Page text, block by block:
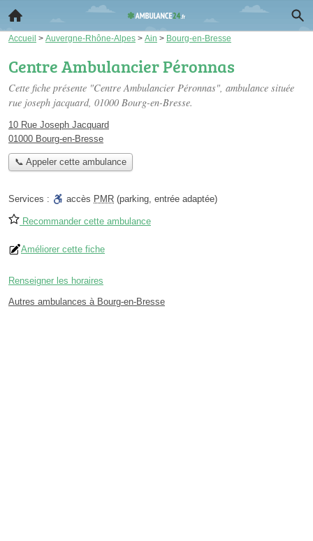
Accueil > Auvergne-Rhône-Alpes > Ain > Bourg-en-Bresse
Centre Ambulancier Péronnas
Cette fiche présente "Centre Ambulancier Péronnas", ambulance située
rue joseph jacquard, 01000 Bourg-en-Bresse.
10 Rue Joseph Jacquard
01000 Bourg-en-Bresse
📞 Appeler cette ambulance
Services : accès PMR (parking, entrée adaptée)
Recommander cette ambulance
Améliorer cette fiche
Renseigner les horaires
Autres ambulances à Bourg-en-Bresse